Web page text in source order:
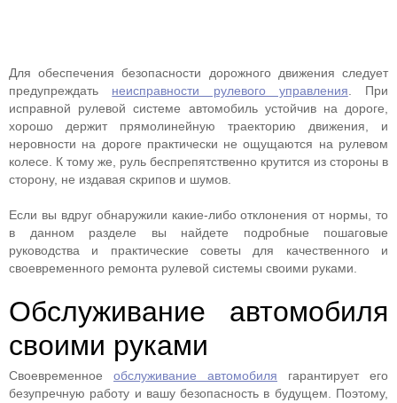
Для обеспечения безопасности дорожного движения следует
предупреждать неисправности рулевого управления . При
исправной рулевой системе автомобиль устойчив на дороге,
хорошо держит прямолинейную траекторию движения, и
неровности на дороге практически не ощущаются на рулевом
колесе. К тому же, руль беспрепятственно крутится из стороны в
сторону, не издавая скрипов и шумов.
Если вы вдруг обнаружили какие-либо отклонения от нормы, то
в данном разделе вы найдете подробные пошаговые
руководства и практические советы для качественного и
своевременного ремонта рулевой системы своими руками.
Обслуживание автомобиля
своими руками
Своевременное обслуживание автомобиля гарантирует его
безупречную работу и вашу безопасность в будущем. Поэтому,